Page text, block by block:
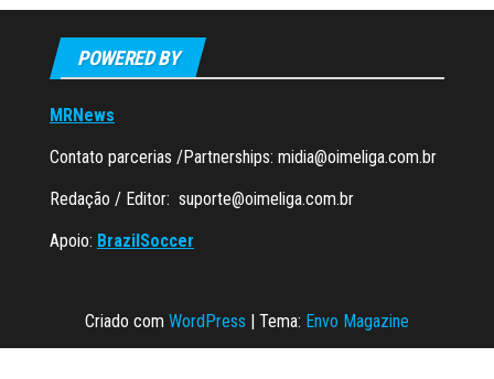
POWERED BY
MRNews
Contato parcerias /Partnerships: midia@oimeliga.com.br
Redação / Editor: suporte@oimeliga.com.br
Apoio: BrazilSoccer
Criado com WordPress | Tema: Envo Magazine